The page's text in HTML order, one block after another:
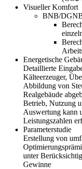
Visueller Komfort
BNB/
Energetische
Detaillierte
Kälteerzeuger,
Abbildung von
Realgebäude
Betrieb, Nutzung
Auswertung kann
Leistungszahlen
Parameterstudie
Erstellung von
unter
Gewinne